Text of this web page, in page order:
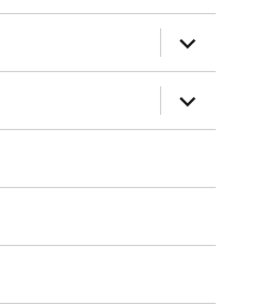
раскрыть
дочернее
меню
раскрыть
дочернее
меню